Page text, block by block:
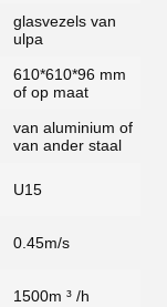
glasvezels van
ulpa
610*610*96 mm
of op maat
van aluminium of
van ander staal
U15
0.45m/s
1500m ³ /h